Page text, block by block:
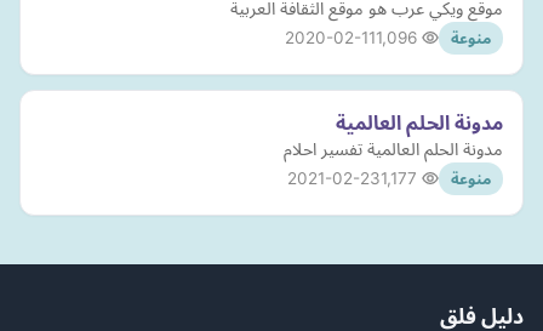
موقع ويكي عرب هو موقع الثقافة العربية
منوعة 2020-02-11
مدونة الحلم العالمية
مدونة الحلم العالمية تفسير احلام
منوعة 2021-02-23
دليل فلق